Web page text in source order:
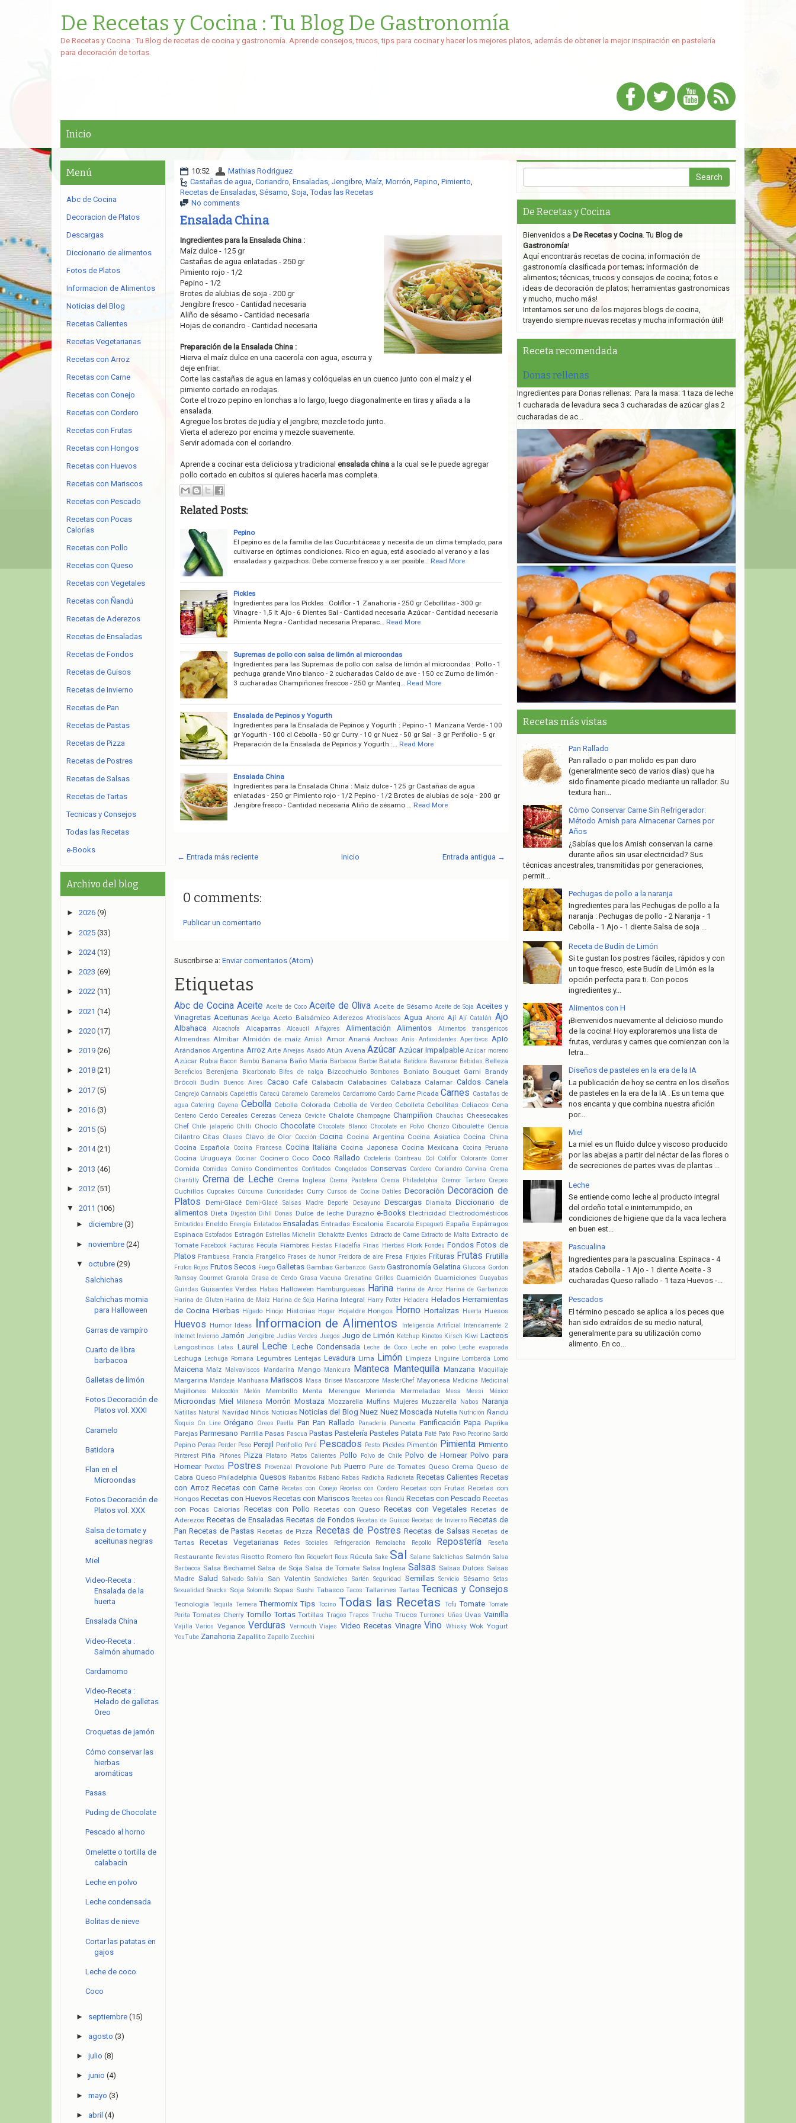
De Recetas y Cocina : Tu Blog De Gastronomía
De Recetas y Cocina : Tu Blog de recetas de cocina y gastronomía. Aprende consejos, trucos, tips para cocinar y hacer los mejores platos, además de obtener la mejor inspiración en pastelería
para decoración de tortas.
Inicio
10:52
Mathias Rodriguez
Castañas de agua, Coriandro, Ensaladas, Jengibre, Maíz, Morrón, Pepino, Pimiento,
Recetas de Ensaladas, Sésamo, Soja,Todas las Recetas
No comments
Ensalada China
Ingredientes para la Ensalada China :
Maíz dulce - 125 gr
Castañas de agua enlatadas - 250 gr
Pimiento rojo - 1/2
Pepino - 1/2
Brotes de alubias de soja - 200 gr
Jengibre fresco - Cantidad necesaria
Aliño de sésamo - Cantidad necesaria
Hojas de coriandro - Cantidad necesaria
Preparación de la Ensalada China :
Hierva el maíz dulce en una cacerola con agua, escurra y
deje enfriar.
Corte las castañas de agua en lamas y colóquelas en un cuenco junto con el maíz y el
pimiento cortado en rodajas.
Corte el trozo pepino en lonchas a lo largo, luego diagonalmente en tiras y añada a la
ensalada.
Agregue los brotes de judía y el jengibre; mezcle todo junto.
Vierta el aderezo por encima y mezcle suavemente.
Servir adornada con el coriandro.
Aprende a cocinar esta deliciosa y tradicional ensalada china a la cual se le puede agregar
pollo cortado en cubitos si quieres hacerla mas completa.
Related Posts:
Pepino
El pepino es de la familia de las Cucurbitáceas y necesita de un clima templado, para
cultivarse en óptimas condiciones. Rico en agua, está asociado al verano y a las
ensaladas y gazpachos. Debe comerse fresco y a ser posible…
Read More
Pickles
Ingredientes para los Pickles : Coliflor - 1 Zanahoria - 250 gr Cebollitas - 300 gr
Vinagre - 1,5 lt Ajo - 6 Dientes Sal - Cantidad necesaria Azúcar - Cantidad necesaria
Pimienta Negra - Cantidad necesaria Preparac…
Read More
Supremas de pollo con salsa de limón al microondas
Ingredientes para las Supremas de pollo con salsa de limón al microondas : Pollo - 1
pechuga grande Vino blanco - 2 cucharadas Caldo de ave - 150 cc Zumo de limón -
3 cucharadas Champiñones frescos - 250 gr Manteq…
Read More
Ensalada de Pepinos y Yogurth
Ingredientes para la Ensalada de Pepinos y Yogurth : Pepino - 1 Manzana Verde - 100
gr Yogurth - 100 cl Cebolla - 50 gr Curry - 10 gr Nuez - 50 gr Sal - 3 gr Perifolio - 5 gr
Preparación de la Ensalada de Pepinos y Yogurth :…
Read More
Ensalada China
Ingredientes para la Ensalada China : Maíz dulce - 125 gr Castañas de agua
enlatadas - 250 gr Pimiento rojo - 1/2 Pepino - 1/2 Brotes de alubias de soja - 200 gr
Jengibre fresco - Cantidad necesaria Aliño de sésamo …
Read More
← Entrada más reciente Entrada antigua →
Inicio
0 comments:
Publicar un comentario
Suscribirse a: Enviar comentarios (Atom)
Etiquetas
Abc de Cocina Aceite Aceite de Coco Aceite de Oliva Aceite de Sésamo Aceite de Soja Aceites y
Vinagretas Aceitunas Acelga Aceto Balsámico Aderezos Afrodisíacos Agua Ahorro Ají Ají Catalán Ajo
Albahaca Alcachofa Alcaparras Alcaucil Alfajores Alimentación Alimentos Alimentos transgénicos
Almendras Almibar Almidón de maíz Amish Amor Ananá Anchoas Anís Antioxidantes Aperitivos Apio
Arándanos Argentina Arroz Arte Arvejas Asado Atún Avena Azúcar Azúcar Impalpable Azúcar moreno
Azúcar Rubia Bacon Bambú Banana Baño María Barbacoa Barbie Batata Batidora Bavaroise Bebidas Belleza
Beneficios Berenjena Bicarbonato Bifes de nalga Bizcochuelo Bombones Boniato Bouquet Garni
Brandy
Brócoli Budín Buenos Aires Cacao Café Calabacín Calabacines Calabaza Calamar Caldos Canela
Cangrejo Cannabis Capelettis Caracú Caramelo Caramelos Cardamomo Cardo Carne Picada Carnes Castañas de
agua Catering Cayena Cebolla Cebolla Colorada Cebolla de Verdeo Cebolleta Cebollitas Celiacos Cena
Centeno Cerdo Cereales Cerezas Cerveza Ceviche Chalote Champagne Champiñon Chauchas Cheesecakes
Chef Chile jalapeño Chilli Choclo Chocolate Chocolate Blanco Chocolate en Polvo Chorizo Ciboulette Ciencia
Cilantro Citas Clases Clavo de Olor Cocción Cocina Cocina Argentina Cocina Asiatica Cocina China
Cocina Española
Cocina Francesa Cocina Italiana Cocina Japonesa Cocina Mexicana Cocina Peruana
Cocina Uruguaya Cocinar Cocinero Coco Coco Rallado Coctelería Cointreau Col Coliflor Colorante Comer
Comida Comidas Comino Condimentos Confitados Congelados Conservas Cordero Coriandro Corvina
Crema
Chantilly Crema de Leche Crema Inglesa Crema Pastelera Crema Philadelphia Cremor Tartaro Crepes
Cuchillos Cupcakes Cúrcuma Curiosidades Curry Cursos de Cocina Datiles Decoración Decoracion de
Platos
Demi-Glacé Demi-Glacé Salsas Madre Deporte Desayuno Descargas Diamalta
Diccionario de
alimentos Dieta Digestión Dihll Donas Dulce de leche Durazno e-Books Electricidad Electrodomésticos
Embutidos Eneldo Energía Enlatados Ensaladas Entradas Escalonia Escarola Espagueti España Espárragos
Espinaca Estofados Estragón Estrellas Michelin Etchalotte Eventos Extracto de Carne Extracto de Malta Extracto de
Tomate Facebook Facturas Fécula Fiambres Fiestas Filadelfia Finas Hierbas Flork Fondeu Fondos Fotos de
Platos Frambuesa Francia Frangélico Frases de humor Freidora de aire Fresa Frijoles Frituras Frutas Frutilla
Frutos Rojos Frutos Secos Fuego Galletas Gambas Garbanzos Gasto Gastronomía Gelatina Glucosa Gordon
Ramsay Gourmet Granola Grasa de Cerdo Grasa Vacuna Grenatina Grillos Guarnición Guarniciones Guayabas
Guindas Guisantes Verdes Habas Halloween Hamburguesas Harina Harina de Arroz Harina de Garbanzos
Harina de Gluten Harina de Maiz Harina de Soja Harina Integral Harry Potter Heladera Helados Herramientas
de Cocina Hierbas Hígado Hinojo Historias Hogar Hojaldre Hongos Horno Hortalizas Huerta Huesos
Huevos Humor Ideas Informacion de Alimentos Inteligencia Artificial Intensamente 2
Internet Invierno Jamón Jengibre Judías Verdes Juegos Jugo de Limón Ketchup Kinotos Kirsch Kiwi Lacteos
Langostinos Latas Laurel Leche Leche Condensada Leche de Coco Leche en polvo Leche evaporada
Lechuga Lechuga Romana Legumbres Lentejas Levadura Lima Limón Limpieza Linguine Lombarda Lomo
Maicena Maíz Malvaviscos Mandarina Mango Manicura Manteca Mantequilla Manzana Maquillaje
Margarina Maridaje Marihuana Mariscos Masa Briseé Mascarpone MasterChef Mayonesa Medicina Medicinal
Mejillones Melocotón Melón Membrillo Menta Merengue Merienda Mermeladas Mesa Messi México
Microondas Miel Milanesa Morrón Mostaza Mozzarella Muffins Mujeres Muzzarella Nabos Naranja
Natillas Natural Navidad Niños Noticias Noticias del Blog Nuez Nuez Moscada Nutella Nutrición Ñandú
Ñoquis On Line Orégano Oreos Paella Pan Pan Rallado Panadería Panceta Panificación Papa Paprika
Parejas Parmesano Parrilla Pasas Pascua Pastas Pastelería Pasteles Patata Paté Pato Pavo Pecorino Sardo
Pepino Peras Perder Peso Perejil Perifollo Perú Pescados Pesto Pickles Pimentón Pimienta Pimiento
Pinterest Piña Piñones Pizza Platano Platos Calientes Pollo Polvo de Chile Polvo de Hornear Polvo para
Hornear Porotos Postres Provenzal Provolone Pub Puerro Pure de Tomates Queso Crema Queso de
Cabra Queso Philadelphia Quesos Rabanitos Rábano Rabas Radicha Radicheta Recetas Calientes Recetas
con Arroz Recetas con Carne Recetas con Conejo Recetas con Cordero Recetas con Frutas Recetas con
Hongos Recetas con Huevos Recetas con Mariscos Recetas con Ñandú Recetas con Pescado Recetas
con Pocas Calorías Recetas con Pollo Recetas con Queso Recetas con Vegetales Recetas de
Aderezos Recetas de Ensaladas Recetas de Fondos Recetas de Guisos Recetas de Invierno Recetas de
Pan Recetas de Pastas Recetas de Pizza Recetas de Postres Recetas de Salsas Recetas de
Tartas
Recetas Vegetarianas Redes Sociales Refrigeración Remolacha Repollo Repostería Reseña
Restaurante Revistas Risotto Romero Ron Roquefort Roux Rúcula Sake Sal Salame Salchichas Salmón Salsa
Barbacoa Salsa Bechamel Salsa de Soja Salsa de Tomate Salsa Inglesa Salsas Salsas Dulces Salsas
Madre Salud Salvado Salvia San Valentín Sandwiches Sartén Seguridad Semillas Servicio Sésamo Setas
Sexualidad Snacks Soja Solomillo Sopas Sushi Tabasco Tacos Tallarines Tartas Tecnicas y Consejos
Tecnología Tequila Ternera Thermomix Tips Tocino Todas las Recetas Tofu Tomate Tomate
Perita Tomates Cherry Tomillo Tortas Tortillas Tragos Trapos Trucha Trucos Turrones Uñas Uvas Vainilla
Vajilla Varios Veganos Verduras Vermouth Viajes Video Recetas Vinagre Vino Whisky Wok Yogurt
YouTube Zanahoria Zapallito Zapallo Zucchini
Menú
Abc de Cocina
Decoracion de Platos
Descargas
Diccionario de alimentos
Fotos de Platos
Informacion de Alimentos
Noticias del Blog
Recetas Calientes
Recetas Vegetarianas
Recetas con Arroz
Recetas con Carne
Recetas con Conejo
Recetas con Cordero
Recetas con Frutas
Recetas con Hongos
Recetas con Huevos
Recetas con Mariscos
Recetas con Pescado
Recetas con Pocas
Calorías
Recetas con Pollo
Recetas con Queso
Recetas con Vegetales
Recetas con Ñandú
Recetas de Aderezos
Recetas de Ensaladas
Recetas de Fondos
Recetas de Guisos
Recetas de Invierno
Recetas de Pan
Recetas de Pastas
Recetas de Pizza
Recetas de Postres
Recetas de Salsas
Recetas de Tartas
Tecnicas y Consejos
Todas las Recetas
e-Books
Archivo del blog
► 2026 (9)
► 2025 (33)
► 2024 (13)
► 2023 (69)
► 2022 (11)
► 2021 (14)
► 2020 (17)
► 2019 (26)
► 2018 (21)
► 2017 (5)
► 2016 (3)
► 2015 (5)
► 2014 (21)
► 2013 (46)
► 2012 (51)
▼ 2011 (106)
► diciembre (3)
► noviembre (24)
▼ octubre (29)
Salchichas
Salchichas momia
para Halloween
Garras de vampíro
Cuarto de libra
barbacoa
Galletas de limón
Fotos Decoración de
Platos vol. XXXI
Caramelo
Batidora
Flan en el
Microondas
Fotos Decoración de
Platos vol. XXX
Salsa de tomate y
aceitunas negras
Miel
Video-Receta :
Ensalada de la
huerta
Ensalada China
Video-Receta :
Salmón ahumado
Cardamomo
Video-Receta :
Helado de galletas
Oreo
Croquetas de jamón
Cómo conservar las
hierbas
aromáticas
Pasas
Puding de Chocolate
Pescado al horno
Omelette o tortilla de
calabacín
Leche en polvo
Leche condensada
Bolitas de nieve
Cortar las patatas en
gajos
Leche de coco
Coco
► septiembre (15)
► agosto (3)
► julio (8)
► junio (4)
► mayo (3)
► abril (4)
De Recetas y Cocina
Bienvenidos a De Recetas y Cocina. Tu Blog de
Gastronomía!
Aquí encontrarás recetas de cocina; información de
gastronomía clasificada por temas; información de
alimentos; técnicas, trucos y consejos de cocina; fotos e
ideas de decoración de platos; herramientas gastronomicas
y mucho, mucho más!
Intentamos ser uno de los mejores blogs de cocina,
trayendo siempre nuevas recetas y mucha información útil!
Receta recomendada
Donas rellenas
Ingredientes para Donas rellenas: Para la masa: 1 taza de leche
1 cucharada de levadura seca 3 cucharadas de azúcar glas 2
cucharadas de ac...
Recetas más vistas
Pan Rallado
Pan rallado o pan molido es pan duro
(generalmente seco de varios días) que ha
sido finamente picado mediante un rallador. Su
textura hari...
Cómo Conservar Carne Sin Refrigerador:
Método Amish para Almacenar Carnes por
Años
¿Sabías que los Amish conservan la carne
durante años sin usar electricidad? Sus
técnicas ancestrales, transmitidas por generaciones,
permit...
Pechugas de pollo a la naranja
Ingredientes para las Pechugas de pollo a la
naranja : Pechugas de pollo - 2 Naranja - 1
Cebolla - 1 Ajo - 1 diente Salsa de soja ...
Receta de Budín de Limón
Si te gustan los postres fáciles, rápidos y con
un toque fresco, este Budín de Limón es la
opción perfecta para ti. Con pocos
ingredientes y...
Alimentos con H
¡Bienvenidos nuevamente al delicioso mundo
de la cocina! Hoy exploraremos una lista de
frutas, verduras y carnes que comienzan con la
letra...
Diseños de pasteles en la era de la IA
La publicación de hoy se centra en los diseños
de pasteles en la era de la IA . Es un tema que
nos encanta y que combina nuestra afición
por...
Miel
La miel es un fluido dulce y viscoso producido
por las abejas a partir del néctar de las flores o
de secreciones de partes vivas de plantas ...
Leche
Se entiende como leche al producto integral
del ordeño total e ininterrumpido, en
condiciones de higiene que da la vaca lechera
en buen est...
Pascualina
Ingredientes para la pascualina: Espinaca - 4
atados Cebolla - 1 Ajo - 1 diente Aceite - 3
cucharadas Queso rallado - 1 taza Huevos -...
Pescados
El término pescado se aplica a los peces que
han sido extraídos de su medio natural,
generalmente para su utilización como
alimento. En co...